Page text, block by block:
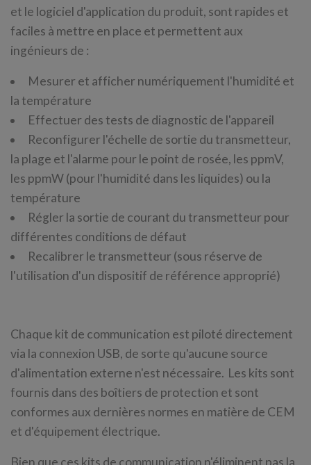
et le logiciel d'application du produit, sont rapides et
faciles à mettre en place et permettent aux
ingénieurs de :
Mesurer et afficher numériquement l'humidité et
la température
Effectuer des tests de diagnostic de l'appareil
Reconfigurer l'échelle de sortie du transmetteur,
la plage et l'alarme pour le point de rosée, les ppmV,
les ppmW (pour l'humidité dans les liquides) ou la
température
Régler la sortie de courant du transmetteur pour
différentes conditions de défaut
Recalibrer le transmetteur (sous réserve de
l'utilisation d'un dispositif de référence approprié)
Chaque kit de communication est piloté directement
via la connexion USB, de sorte qu'aucune source
d'alimentation externe n'est nécessaire. Les kits sont
fournis dans des boîtiers de protection et sont
conformes aux dernières normes en matière de CEM
et d'équipement électrique.
Bien que ces kits de communication n'éliminent pas la